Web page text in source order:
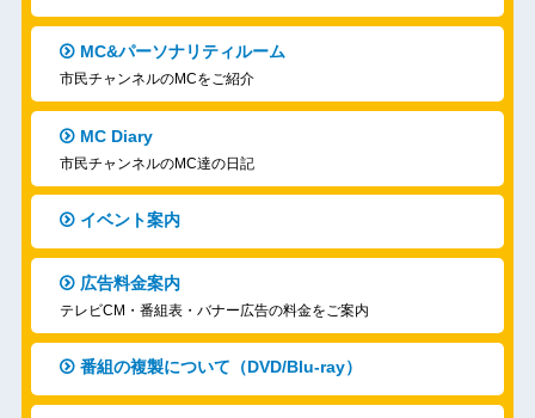
MC&パーソナリティルーム
市民チャンネルのMCをご紹介
MC Diary
市民チャンネルのMC達の日記
イベント案内
広告料金案内
テレビCM・番組表・バナー広告の料金をご案内
番組の複製について（DVD/Blu-ray）